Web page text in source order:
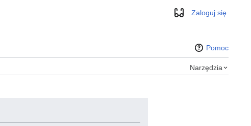
WyglądZaloguj się
Pomoc
Narzędzia